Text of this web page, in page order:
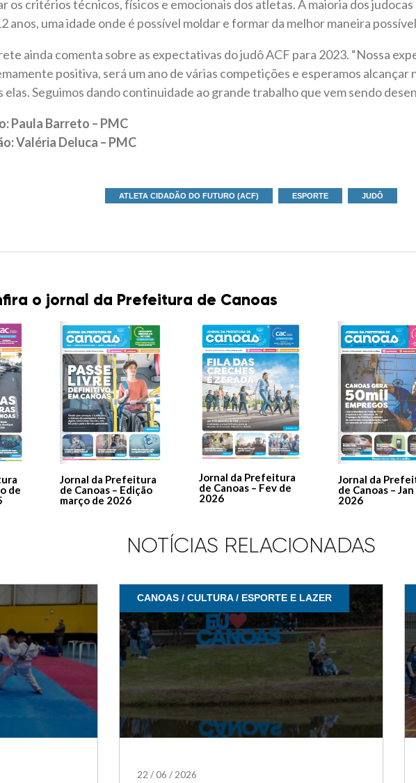
os critérios técnicos, físicos e emocionais dos atletas. A maioria dos
anos, uma idade onde é possível moldar e formar da melhor maneira
ainda comenta sobre as expectativas do judô ACF para 2023. “Nossa
positiva, será um ano de várias competições e esperamos alcançar
elas. Seguimos dando continuidade ao grande trabalho que vem sendo
Paula Barreto – PMC
Valéria Deluca – PMC
ATLETA CIDADÃO DO FUTURO (ACF) ESPORTE JUDÔ
o jornal da Prefeitura de Canoas
de
Jornal da Prefeitura
de Canoas – Edição
março de 2026
Jornal da Prefeitura
de Canoas – Fev de
2026
Jornal da
de Canoas –
2026
NOTÍCIAS RELACIONADAS
CANOAS / CULTURA / ESPORTE E LAZER
22 /06 / 2026